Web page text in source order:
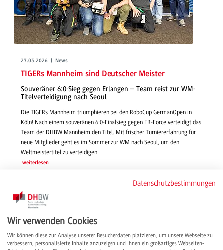
27.03.2026 | News
TIGERs Mannheim sind Deutscher Meister
Souveräner 6:0-Sieg gegen Erlangen – Team reist zur WM-
Titelverteidigung nach Seoul
Die TIGERs Mannheim triumphieren bei den RoboCup GermanOpen in
Köln! Nach einem souveränen 6:0-Finalsieg gegen ER-Force verteidigt das
Team der DHBW Mannheim den Titel. Mit frischer Turniererfahrung für
neue Mitglieder geht es im Sommer zur WM nach Seoul, um den
Weltmeistertitel zu verteidigen.
weiterlesen
Datenschutzbestimmungen
Wir verwenden Cookies
Wir können diese zur Analyse unserer Besucherdaten platzieren, um unsere Webseite zu
verbessern, personalisierte Inhalte anzuzeigen und Ihnen ein großartiges Webseiten-